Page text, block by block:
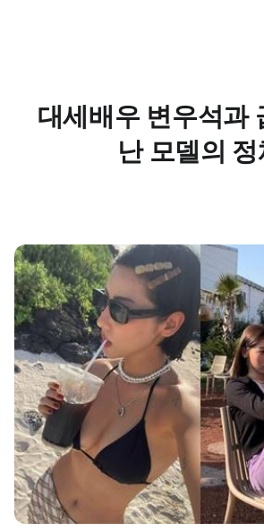
대세배우 변우석과
난 모델의 정